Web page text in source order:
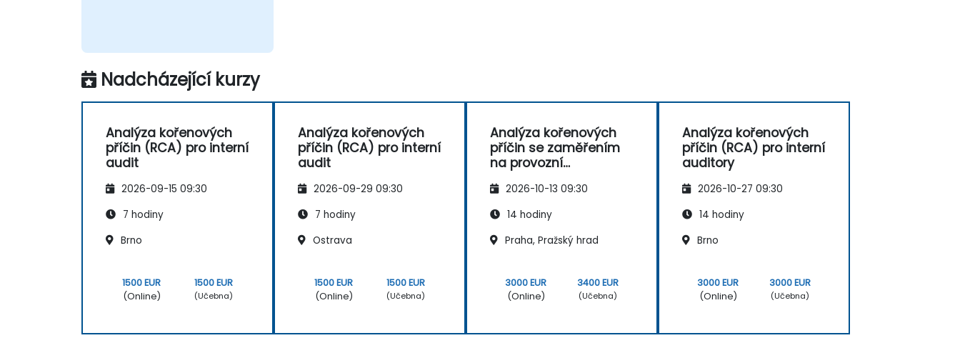
Nadcházející kurzy
Analýza kořenových
příčin (RCA) pro interní
audit
2026-09-15 09:30
7 hodiny
Brno
1500 EUR
(Online)
1500 EUR
(Učebna)
Analýza kořenových
příčin (RCA) pro interní
audit
2026-09-29 09:30
7 hodiny
Ostrava
1500 EUR
(Online)
1500 EUR
(Učebna)
Analýza kořenových
příčin se zaměřením
na provozní
2026-10-13 09:30
14 hodiny
Praha, Pražský hrad
3000 EUR
(Online)
3400 EUR
(Učebna)
Analýza kořenových
příčin (RCA) pro interní
auditory
2026-10-27 09:30
14 hodiny
Brno
3000 EUR
(Online)
3000 EUR
(Učebna)